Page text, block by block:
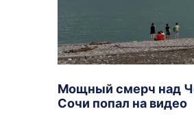
Мощный смерч над
Сочи попал на видео